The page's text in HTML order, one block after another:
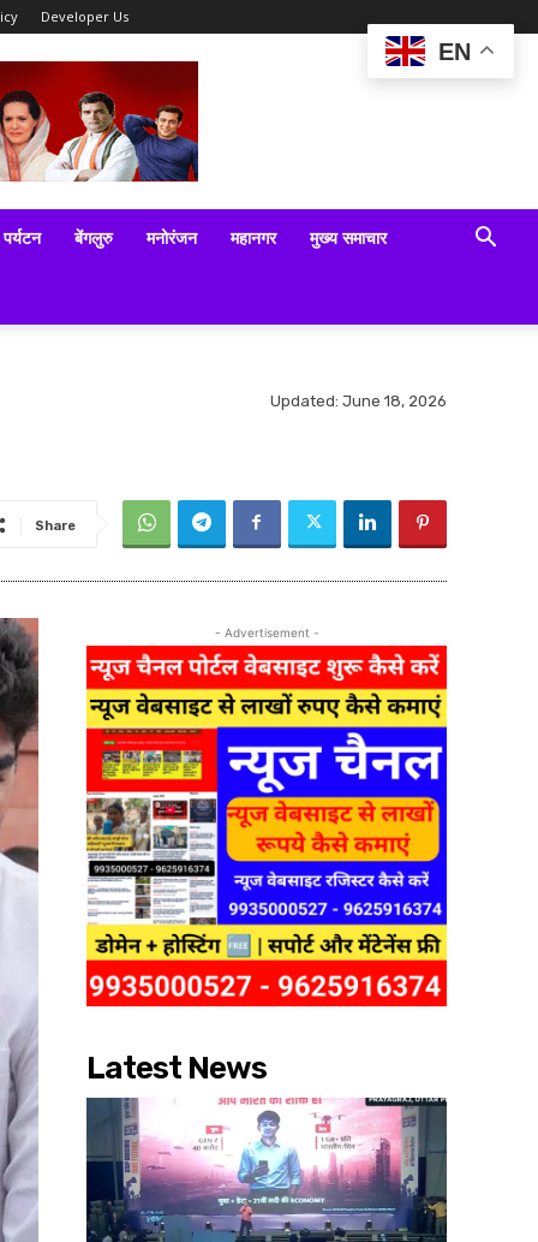
Developer Us
पर्यटन बेंगलुरु मनोरंजन महानगर मुख्य समाचार
Updated: June 18, 2026
Share
- Advertisement -
Latest News
EN